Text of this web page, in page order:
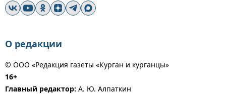
О редакции
© ООО «Редакция газеты «Курган и курганцы»
16+
Главный редактор: А. Ю. Алпаткин